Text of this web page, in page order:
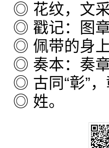
◎ 花纹，文
◎ 戳记：图章
◎ 佩带的身
◎ 奏本：奏章
◎ 古同“彰”，
◎ 姓。